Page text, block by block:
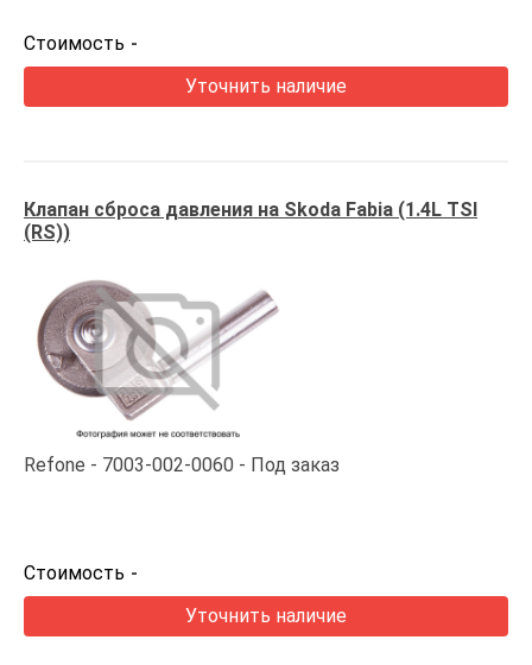
Стоимость -
Уточнить наличие
Клапан сброса давления на Skoda Fabia (1.4L TSI
(RS))
Refone 7003-002-0060 Под заказ
Стоимость -
Уточнить наличие